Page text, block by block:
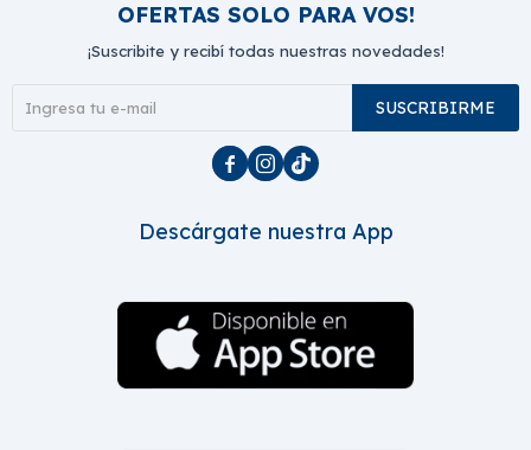
OFERTAS SOLO PARA VOS!
¡Suscribite y recibí todas nuestras novedades!
SUSCRIBIRME
  
Descárgate nuestra App